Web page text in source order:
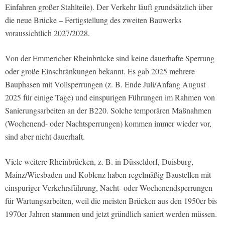
Einfahren großer Stahlteile). Der Verkehr läuft grundsätzlich über
die neue Brücke – Fertigstellung des zweiten Bauwerks
voraussichtlich 2027/2028.
Von der Emmericher Rheinbrücke sind keine dauerhafte Sperrung
oder große Einschränkungen bekannt. Es gab 2025 mehrere
Bauphasen mit Vollsperrungen (z. B. Ende Juli/Anfang August
2025 für einige Tage) und einspurigen Führungen im Rahmen von
Sanierungsarbeiten an der B220. Solche temporären Maßnahmen
(Wochenend- oder Nachtsperrungen) kommen immer wieder vor,
sind aber nicht dauerhaft.
Viele weitere Rheinbrücken, z. B. in Düsseldorf, Duisburg,
Mainz/Wiesbaden und Koblenz haben regelmäßig Baustellen mit
einspuriger Verkehrsführung, Nacht- oder Wochenendsperrungen
für Wartungsarbeiten, weil die meisten Brücken aus den 1950er bis
1970er Jahren stammen und jetzt gründlich saniert werden müssen.